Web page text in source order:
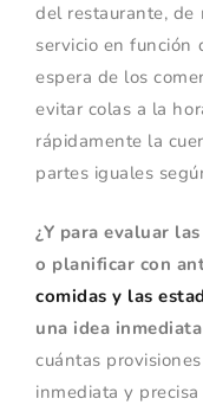
del restaurante, de
servicio en función
espera de los
evitar colas a la
rápidamente la
partes iguales
¿Y para evaluar
o planificar con
comidas y las
una idea
cuántas
inmediata y